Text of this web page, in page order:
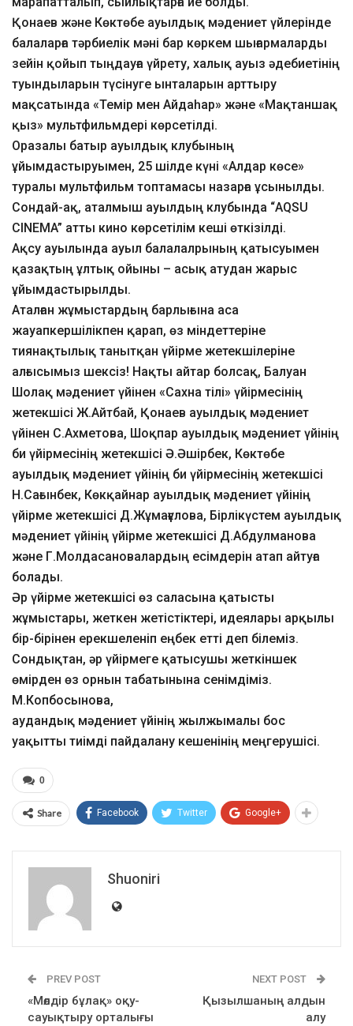
Қонаев және Көктөбе ауылдық мәдениет үйлерінде
балаларға тәрбиелік мәні бар көркем шығармаларды
зейін қойып тыңдауға үйрету, халық ауыз әдебиетінің
туындыларын түсінуге ынталарын арттыру
мақсатында «Темір мен Айдаһар» және «Мақтаншақ
қыз» мультфильмдері көрсетілді.
Оразалы батыр ауылдық клубының
ұйымдастыруымен, 25 шілде күні «Алдар көсе»
туралы мультфильм топтамасы назарға ұсынылды.
Сондай-ақ, аталмыш ауылдың клубында “AQSU
CINEMA” атты кино көрсетілім кеші өткізілді.
Ақсу ауылында ауыл балалалрының қатысуымен
қазақтың ұлтық ойыны – асық атудан жарыс
ұйымдастырылды.
Аталған жұмыстардың барлығына аса
жауапкершілікпен қарап, өз міндеттеріне
тиянақтылық танытқан үйірме жетекшілеріне
алғысымыз шексіз! Нақты айтар болсақ, Балуан
Шолақ мәдениет үйінен «Сахна тілі» үйірмесінің
жетекшісі Ж.Айтбай, Қонаев ауылдық мәдениет
үйінен С.Ахметова, Шоқпар ауылдық мәдениет үйінің
би үйірмесінің жетекшісі Ә.Әшірбек, Көктөбе
ауылдық мәдениет үйінің би үйірмесінің жетекшісі
Н.Сағынбек, Көкқайнар ауылдық мәдениет үйінің
үйірме жетекшісі Д.Жұмағұлова, Бірлікүстем ауылдық
мәдениет үйінің үйірме жетекшісі Д.Абдулманова
және Г.Молдасановалардың есімдерін атап айтуға
болады.
Әр үйірме жетекшісі өз саласына қатысты
жұмыстары, жеткен жетістіктері, идеялары арқылы
бір-бірінен ерекшеленіп еңбек етті деп білеміз.
Сондықтан, әр үйірмеге қатысушы жеткіншек
өмірден өз орнын табатынына сенімдіміз.
М.Копбосынова,
аудандық мәдениет үйінің жылжымалы бос
уақытты тиімді пайдалану кешенінің меңгерушісі.
0
Share Facebook Twitter Google+
Shuoniri
PREV POST
«Мөлдір бұлақ» оқу-
сауықтыру орталығы
NEXT POST
Қызылшаның алдын
алу